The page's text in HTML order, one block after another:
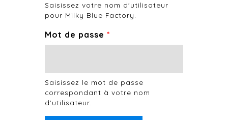
Saisissez votre nom d'utilisateur
pour Milky Blue Factory.
Mot de passe *
Saisissez le mot de passe
correspondant à votre nom
d'utilisateur.